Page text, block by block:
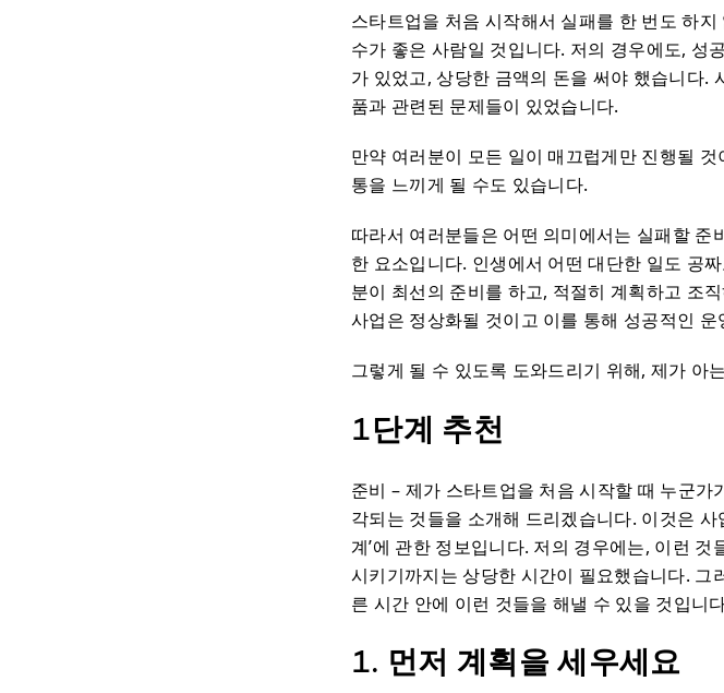
스타트업을 처음 시작해서 실패를 한 번도 하
수가 좋은 사람일 것입니다. 저의 경우에도, 성
가 있었고, 상당한 금액의 돈을 써야 했습니다.
품과 관련된 문제들이 있었습니다.
만약 여러분이 모든 일이 매끄럽게만 진행될
통을 느끼게 될 수도 있습니다.
따라서 여러분들은 어떤 의미에서는 실패할
한 요소입니다. 인생에서 어떤 대단한 일도 공
분이 최선의 준비를 하고, 적절히 계획하고 조
사업은 정상화될 것이고 이를 통해 성공적인
그렇게 될 수 있도록 도와드리기 위해, 제가 아
1단계 추천
준비 – 제가 스타트업을 처음 시작할 때 누군
각되는 것들을 소개해 드리겠습니다. 이것은
계’에 관한 정보입니다. 저의 경우에는, 이런
시키기까지는 상당한 시간이 필요했습니다.
른 시간 안에 이런 것들을 해낼 수 있을 것입니
1. 먼저 계획을 세우세요